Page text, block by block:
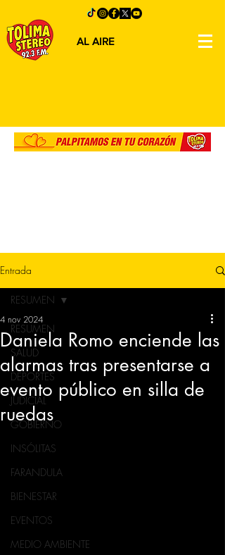
AL AIRE
Entrada
RESUMEN
SALUD
DEPORTES
JUDICIAL
GOBIERNO
INSÓLITAS
FARANDULA
BIENESTAR
EVENTOS
MEDIO AMBIENTE
RESUMEN
Daniela Romo enciende las
alarmas tras presentarse a
evento público en silla de
ruedas
4 nov 2024